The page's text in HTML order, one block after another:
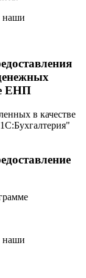
наши
ЕНП
наши